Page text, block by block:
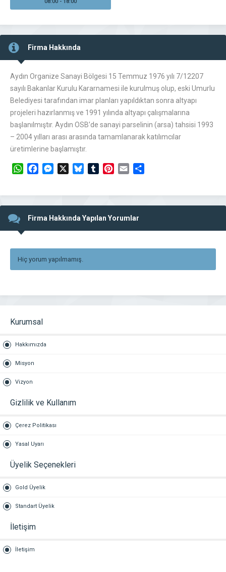
Firma Hakkında
Aydın Organize Sanayi Bölgesi 15 Temmuz 1976 yılı 7/12207
sayılı Bakanlar Kurulu Kararnamesi ile kurulmuş olup, eski Umurlu
Belediyesi tarafından imar planları yapıldıktan sonra altyapı
projeleri hazırlanmış ve 1991 yılında altyapı çalışmalarına
başlanılmıştır. Aydın OSB’de sanayi parselinin (arsa) tahsisi 1993
– 2004 yılları arası arasında tamamlanarak katılımcılar
üretimlerine başlamıştır.
WhatsAppFacebookMessengerBlueskyTumblrPinterest
Email
Firma Hakkında Yapılan Yorumlar
Hiç yorum yapılmamış.
Kurumsal
Hakkımızda
Misyon
Vizyon
Gizlilik ve Kullanım
Çerez Politikası
Yasal Uyarı
Üyelik Seçenekleri
Gold Üyelik
Standart Üyelik
İletişim
İletişim